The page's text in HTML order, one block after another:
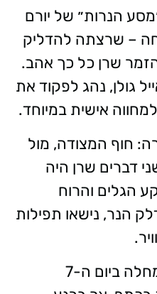
הנרות״ של יורם
– שרצתה להדליק
שרן כל כך אהב.
גולן, נהג לפקוד את
אישית במיוחד.
חוף המצודה, מול
דברים שרן היה
הגלים והרוח
הנר, נישאו תפילות
כזכור, רן היה בחופשת מחלה ביום ה-7